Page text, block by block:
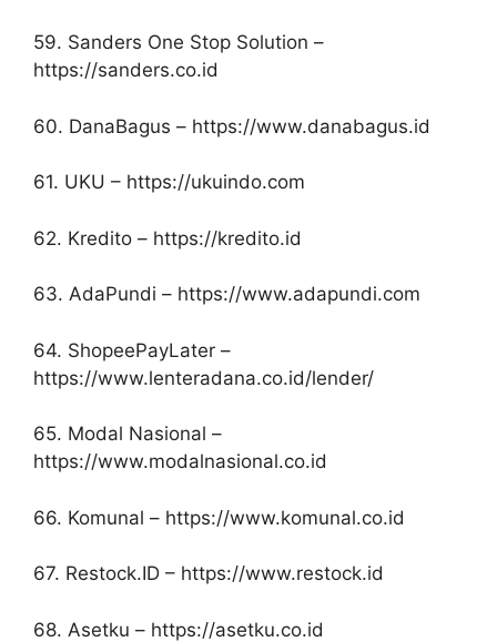
59. Sanders One Stop Solution –
https://sanders.co.id
60. DanaBagus – https://www.danabagus.id
61. UKU – https://ukuindo.com
62. Kredito – https://kredito.id
63. AdaPundi – https://www.adapundi.com
64. ShopeePayLater –
https://www.lenteradana.co.id/lender/
65. Modal Nasional –
https://www.modalnasional.co.id
66. Komunal – https://www.komunal.co.id
67. Restock.ID – https://www.restock.id
68. Asetku – https://asetku.co.id